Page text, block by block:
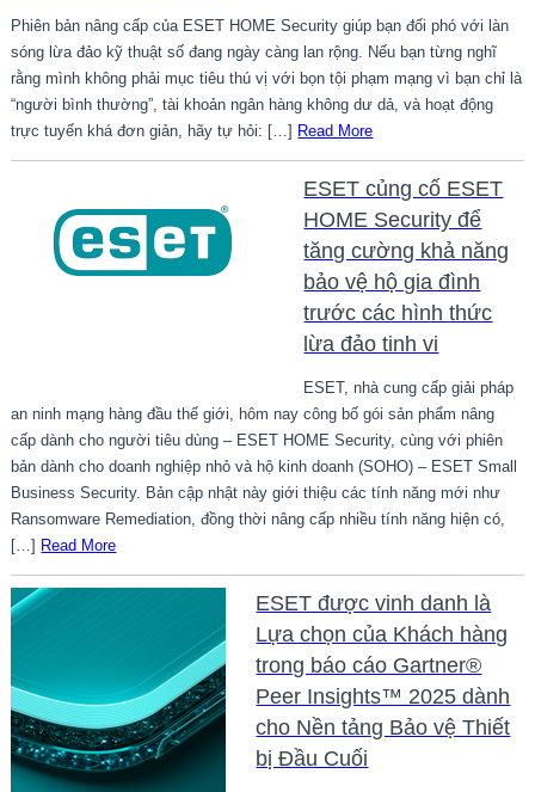
Phiên bản nâng cấp của ESET HOME Security giúp bạn đối phó với làn
sóng lừa đảo kỹ thuật số đang ngày càng lan rộng. Nếu bạn từng nghĩ
rằng mình không phải mục tiêu thú vị với bọn tội phạm mạng vì bạn chỉ là
“người bình thường”, tài khoản ngân hàng không dư dả, và hoạt động
trực tuyến khá đơn giản, hãy tự hỏi: […] Read More
ESET củng cố ESET
HOME Security để
tăng cường khả năng
bảo vệ hộ gia đình
trước các hình thức
lừa đảo tinh vi
ESET, nhà cung cấp giải pháp
an ninh mạng hàng đầu thế giới, hôm nay công bố gói sản phẩm nâng
cấp dành cho người tiêu dùng – ESET HOME Security, cùng với phiên
bản dành cho doanh nghiệp nhỏ và hộ kinh doanh (SOHO) – ESET Small
Business Security. Bản cập nhật này giới thiệu các tính năng mới như
Ransomware Remediation, đồng thời nâng cấp nhiều tính năng hiện có,
[…] Read More
ESET được vinh danh là
Lựa chọn của Khách hàng
trong báo cáo Gartner®
Peer Insights™ 2025 dành
cho Nền tảng Bảo vệ Thiết
bị Đầu Cuối